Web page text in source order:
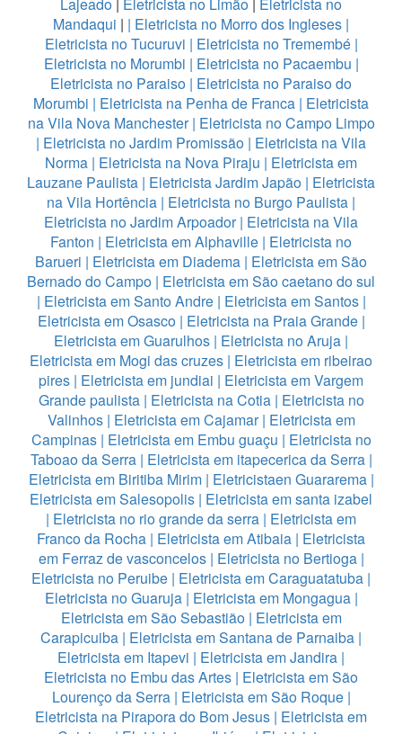
Mandaqui | | Eletricista no Morro dos Ingleses |
Eletricista no Tucuruvi | Eletricista no Tremembé|
Eletricista no Morumbi | Eletricista no Pacaembu |
Eletricista no Paraiso | Eletricista no Paraiso do
Morumbi | Eletricista na Penha de Franca | Eletricista
na Vila Nova Manchester| Eletricista no Campo Limpo
| Eletricista no Jardim Promissão | Eletricista na Vila
Norma | Eletricista na Nova Piraju | Eletricista em
Lauzane Paulista | Eletricista Jardim Japão | Eletricista
na Vila Hortência | Eletricista no Burgo Paulista |
Eletricista no Jardim Arpoador| Eletricista na Vila
Fanton | Eletricista em Alphaville | Eletricista no
Barueri | Eletricista em Diadema | Eletricista em São
Bernado do Campo | Eletricista em São caetano do sul
| Eletricista em Santo Andre| Eletricista em Santos|
Eletricista em Osasco| Eletricista na Praia Grande|
Eletricista em Guarulhos | Eletricista no Aruja |
Eletricista em Mogi das cruzes | Eletricista em ribeirao
pires | Eletricista em jundiai | Eletricista em Vargem
Grande paulista| Eletricista na Cotia| Eletricista no
Valinhos| Eletricista em Cajamar| Eletricista em
Campinas| Eletricista em Embu guaçu | Eletricista no
Taboao da Serra| Eletricista em itapecerica da Serra|
Eletricista em Biritiba Mirim| Eletricistaen Guararema|
Eletricista em Salesopolis | Eletricista em santa izabel
| Eletricista no rio grande da serra | Eletricista em
Franco da Rocha | Eletricista em Atibaia | Eletricista
em Ferraz de vasconcelos| Eletricista no Bertioga|
Eletricista no Peruibe | Eletricista em Caraguatatuba |
Eletricista no Guaruja| Eletricista em Mongagua|
Eletricista em São Sebastião| Eletricista em
Carapicuiba | Eletricista em Santana de Parnaiba |
Eletricista em Itapevi | Eletricista em Jandira |
Eletricista no Embu das Artes | Eletricista em São
Lourenço da Serra| Eletricista em São Roque|
Eletricista na Pirapora do Bom Jesus | Eletricista em